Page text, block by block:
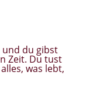
und du gibst
Zeit. Du tust
was lebt,